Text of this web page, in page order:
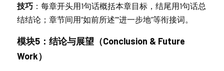
技巧 ：每章开头用1句话概括本章目标，结尾用1句话总
结结论；章节间用“如前所述”“进一步地”等衔接词。
模块5：结论与展望（Conclusion & Future
Work）